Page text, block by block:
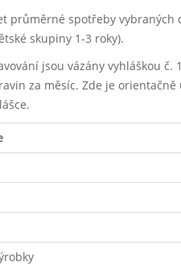
průměrné spotřeby
skupiny 1-3 roky).
jsou vázány vyhláškou
za měsíc. Zde je